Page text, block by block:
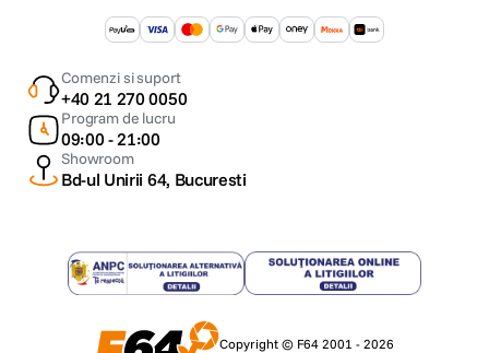
Comenzi si suport
+40 21 270 0050
Program de lucru
09:00 - 21:00
Showroom
Bd-ul Unirii 64, Bucuresti
Copyright © F64 2001 - 2026